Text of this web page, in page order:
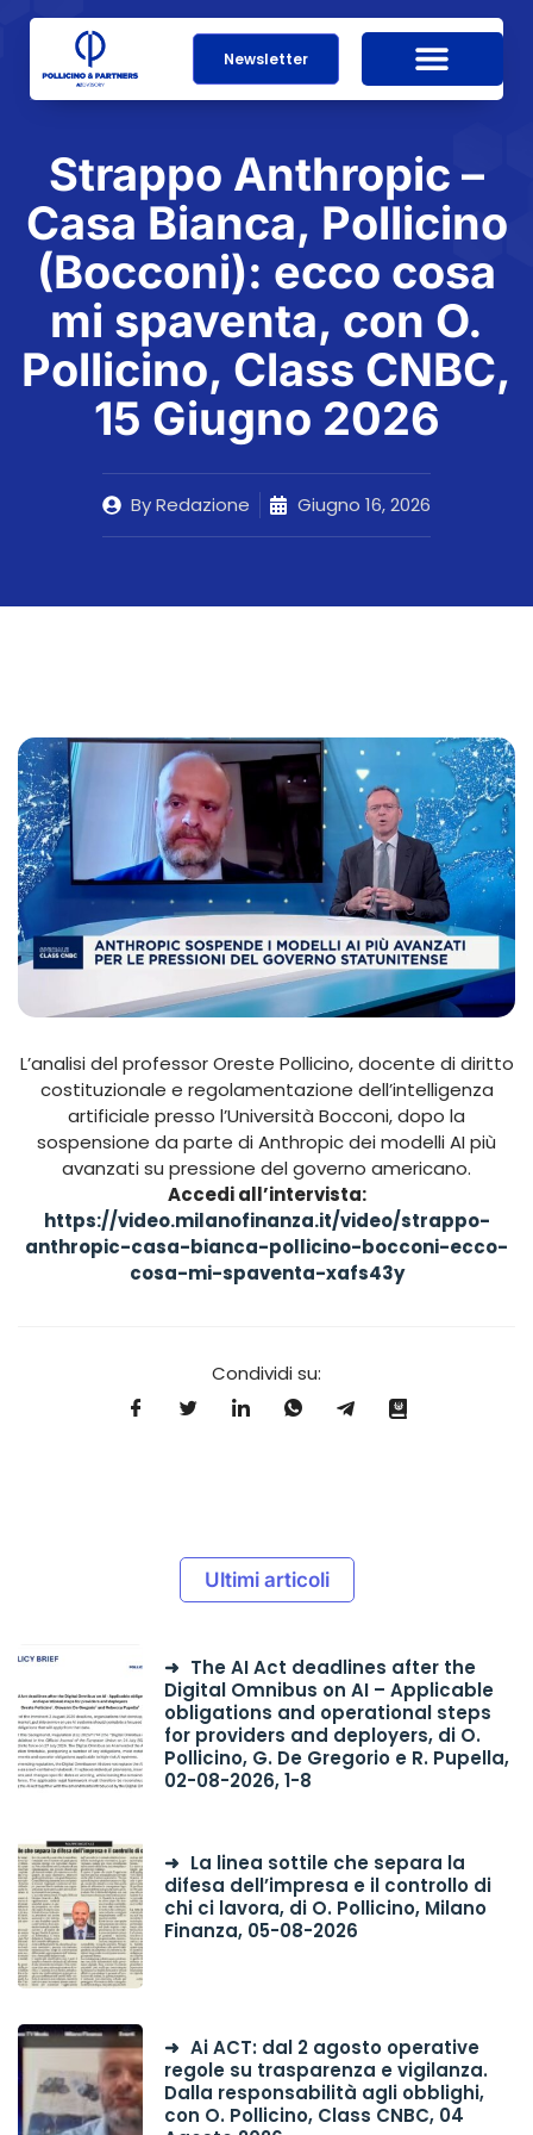
Newsletter
Strappo Anthropic –
Casa Bianca, Pollicino
(Bocconi): ecco cosa
mi spaventa, con O.
Pollicino, Class CNBC,
15 Giugno 2026
ByRedazione Giugno 16, 2026
L’analisi del professor Oreste Pollicino, docente di diritto
costituzionale e regolamentazione dell’intelligenza
artificiale presso l’Università Bocconi, dopo la
sospensione da parte di Anthropic dei modelli AI più
avanzati su pressione del governo americano.
Accedi all’intervista:
https://video.milanofinanza.it/video/strappo-
anthropic-casa-bianca-pollicino-bocconi-ecco-
cosa-mi-spaventa-xafs43y
Condividi su:
Ultimi articoli
The AI Act deadlines after the
Digital Omnibus on AI – Applicable
obligations and operational steps
for providers and deployers, di O.
Pollicino, G. De Gregorio e R. Pupella,
02-08-2026, 1-8
La linea sottile che separa la
difesa dell’impresa e il controllo di
chi ci lavora, di O. Pollicino, Milano
Finanza, 05-08-2026
Ai ACT: dal 2 agosto operative
regole su trasparenza e vigilanza.
Dalla responsabilità agli obblighi,
con O. Pollicino, Class CNBC, 04